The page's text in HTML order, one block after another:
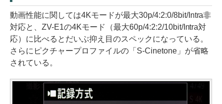
動画性能に関しては4Kモードが最大30p/4:2:0/8bit/Intra非
対応と、ZV-E1の4Kモード（最大60p/4:2:2/10bit/Intra対
応）に比べるとだいぶ抑え目のスペックになっている。
さらにピクチャープロファイルの「S-Cinetone」が省略
されている。